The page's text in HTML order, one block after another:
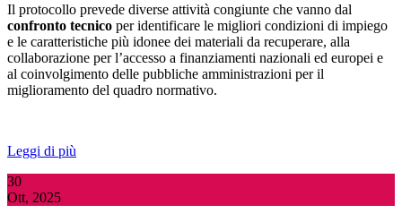
Il protocollo prevede diverse attività congiunte che vanno dal
confronto tecnico per identificare le migliori condizioni di impiego
e le caratteristiche più idonee dei materiali da recuperare, alla
collaborazione per l’accesso a finanziamenti nazionali ed europei e
al coinvolgimento delle pubbliche amministrazioni per il
miglioramento del quadro normativo.
Leggi di più
30
Ott, 2025